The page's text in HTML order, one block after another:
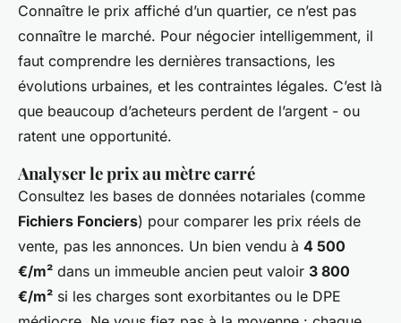
Connaître le prix affiché d’un quartier, ce n’est pas
connaître le marché. Pour négocier intelligemment, il
faut comprendre les dernières transactions, les
évolutions urbaines, et les contraintes légales. C’est là
que beaucoup d’acheteurs perdent de l’argent - ou
ratent une opportunité.
Analyser le prix au mètre carré
Consultez les bases de données notariales (comme
Fichiers Fonciers) pour comparer les prix réels de
vente, pas les annonces. Un bien vendu à 4 500
€/m² dans un immeuble ancien peut valoir 3 800
€/m² si les charges sont exorbitantes ou le DPE